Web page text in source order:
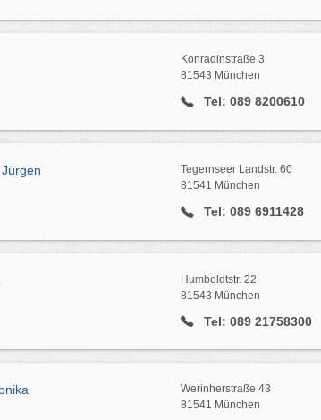
Konradinstraße 3
81543 München
Tel: 089 8200610
Tegernseer Landstr. 60
81541 München
Tel: 089 6911428
Humboldtstr. 22
81543 München
Tel: 089 21758300
Werinherstraße 43
81541 München